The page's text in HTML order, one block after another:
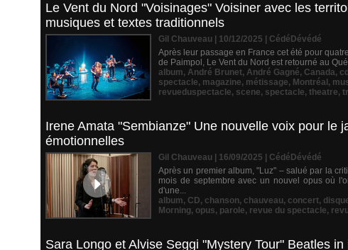
Le Vent du Nord "Voisinages" Voisiner avec les
musiques et textes traditionnels
Gil Chauveau | 10/12/2025
CédéDévédé
Après leur passage en France cet été pour
de Paimpol, Le Vent du Nord est retourné au
album, André Brunet, André Gagné, Canada, cd
spectacle, magazine, métissage, Montréal ,
revueduspectacle, scene, spectacle, theatre,
Irene Amata "Sembianze" Une nouvelle voix pour
émotionnelles
Gil Chauveau | 16/09/2025
CédéDévédé
Après un premier album, "Luz" – salué par la
mois de septembre avec un nouvel opus où
d'une...
album, CD, chanson, chauveau, concert,
Morning, opus, parole, revue du spectacle,
Sara Longo et Alvise Seggi "Mystery Tour" Beatles in